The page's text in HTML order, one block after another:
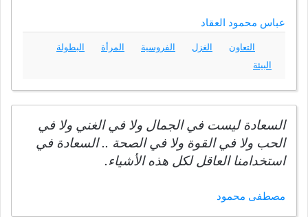
عباس محمود العقاد
التعاون الغزل الفروسية المرأة
البطولة
البيئة
السعادة ليست في الجمال ولا في الغني ولا في
الحب ولا في القوة ولا في الصحة .. السعادة في
استخدامنا العاقل لكل هذه الأشياء.
مصطفى محمود